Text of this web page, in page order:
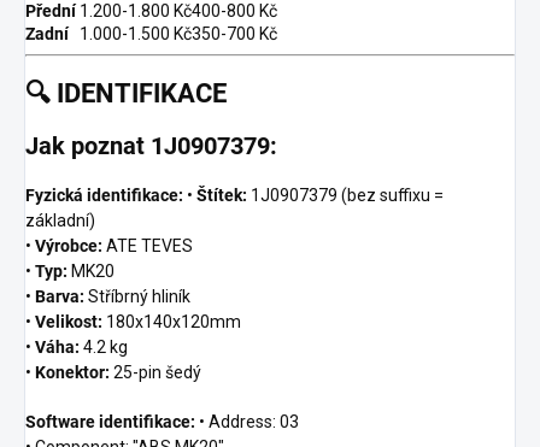
Přední 1.200-1.800 Kč400-800 Kč
Zadní
1.000-1.500 Kč350-700 Kč
🔍 IDENTIFIKACE
Jak poznat 1J0907379:
Fyzická identifikace: • Štítek: 1J0907379 (bez suffixu =
základní)
• Výrobce: ATE TEVES
• Typ: MK20
• Barva: Stříbrný hliník
• Velikost: 180x140x120mm
• Váha: 4.2 kg
• Konektor: 25-pin šedý
Software identifikace: • Address: 03